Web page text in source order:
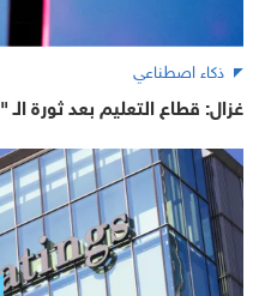
ذكاء اصطناعي
غزال: قطاع التعليم بعد ثورة الـ "AI" لم يعد كما كان قبلها